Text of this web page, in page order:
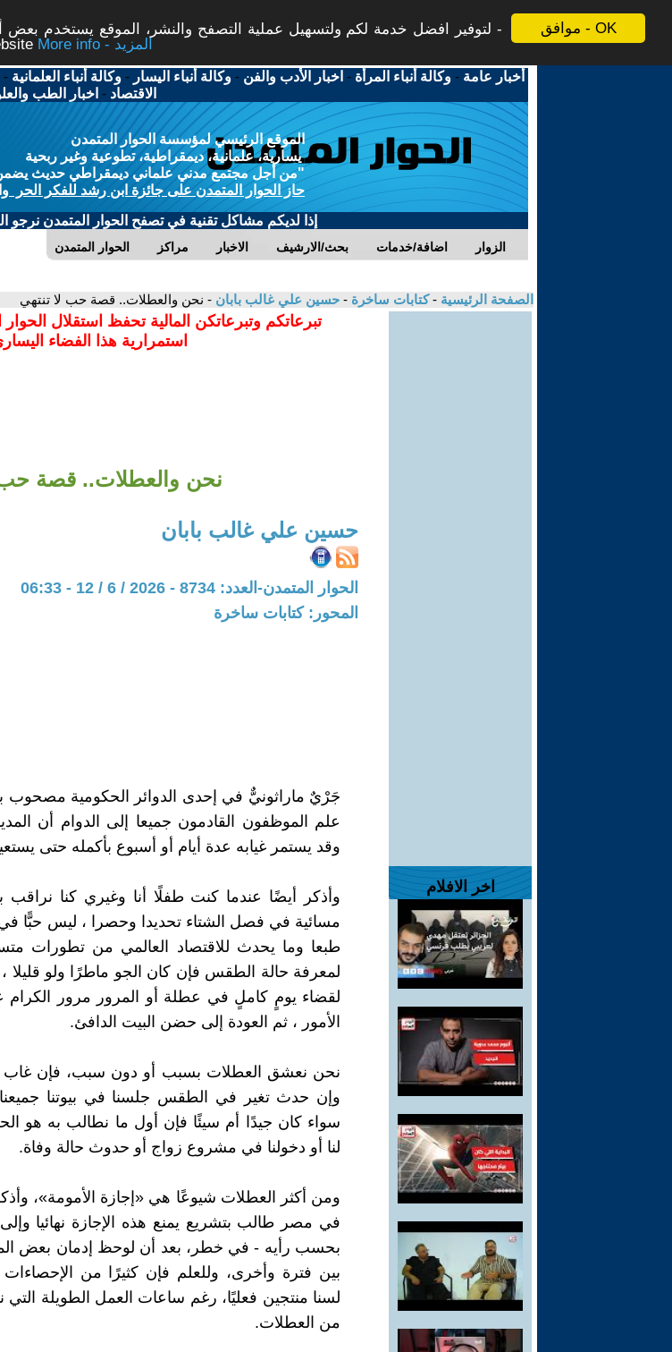
موافق - OK
لتوفير افضل خدمة لكم ولتسهيل عملية التصفح والنشر، الموقع يستخدم بعض
More info - المزيد
أخبار عامة -وكالة أنباء المرأة - اخبار الأدب والفن -وكالة أنباء اليسار -وكالة أنباء العلمانية -
الاقتصاد - اخبار الطب
الموقع الرئيسي لمؤسسة الحوار المتمدن
يسارية، علمانية، ديمقراطية، تطوعية وغير ربحية
"من أجل مجتمع مدني علماني ديمقراطي حديث يضمن
حاز الحوار المتمدن على جائزة ابن رشد للفكر الحر
إذا لديكم مشاكل تقنية في تصفح الحوار المتمدن نرجو
الحوار المتمدن مراكز الاخبار بحث/الارشيف اضافة/خدمات الزوار
الصفحة الرئيسية -كتابات ساخرة - حسين علي غالب بابان - نحن والعطلات.. قصة حب لا تنتهي
اخر الافلام
تبرعاتكم وتبرعاتكن المالية تحفظ استقلال
استمرارية هذا الفضاء
نحن والعطلات.. قصة حب
حسين علي غالب بابان
الحوار المتمدن-العدد: 8734 - 2026 / 6 / 12 - 06:33
المحور: كتابات ساخرة
جَرْيٌ ماراثونيٌّ في إحدى الدوائر الحكومية مصحوب
علم الموظفون القادمون جميعا إلى الدوام أن
وقد يستمر غيابه عدة أيام أو أسبوع بأكمله حتى
وأذكر أيضًا عندما كنت طفلًا أنا وغيري كنا نراقب
مسائية في فصل الشتاء تحديدا وحصرا ، ليس حبًّا في
طبعا وما يحدث للاقتصاد العالمي من تطورات
لمعرفة حالة الطقس فإن كان الجو ماطرًا ولو قليلا
لقضاء يومٍ كاملٍ في عطلة أو المرور مرور الكرام
الأمور ، ثم العودة إلى حضن البيت الدافئ.
نحن نعشق العطلات بسبب أو دون سبب، فإن غاب
وإن حدث تغير في الطقس جلسنا في بيوتنا
سواء كان جيدًا أم سيئًا فإن أول ما نطالب به هو
لنا أو دخولنا في مشروع زواج أو حدوث حالة وفاة.
ومن أكثر العطلات شيوعًا هي «إجازة الأمومة»، وأذكر
في مصر طالب بتشريع يمنع هذه الإجازة نهائيا
بحسب رأيه - في خطر، بعد أن لوحظ إدمان بعض
بين فترة وأخرى، وللعلم فإن كثيرًا من الإحصاءات
لسنا منتجين فعليًا، رغم ساعات العمل الطويلة
من العطلات.